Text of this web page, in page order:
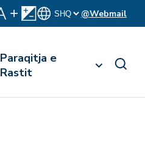
@Webmail
Paraqitja e
Rastit